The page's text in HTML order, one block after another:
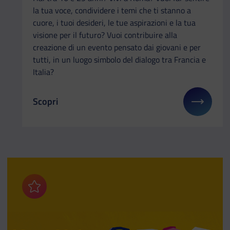
la tua voce, condividere i temi che ti stanno a
cuore, i tuoi desideri, le tue aspirazioni e la tua
visione per il futuro? Vuoi contribuire alla
creazione di un evento pensato dai giovani e per
tutti, in un luogo simbolo del dialogo tra Francia e
Italia?
Il link ti porterà ad avere maggiori dettagli su: La
Scopri
Aggiungi ai preferiti